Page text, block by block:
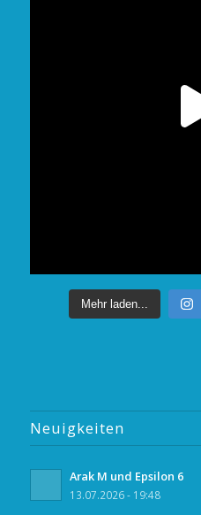
Mehr laden...
Neuigkeiten
Arak M und Epsilon 6
13.07.2026 - 19:48